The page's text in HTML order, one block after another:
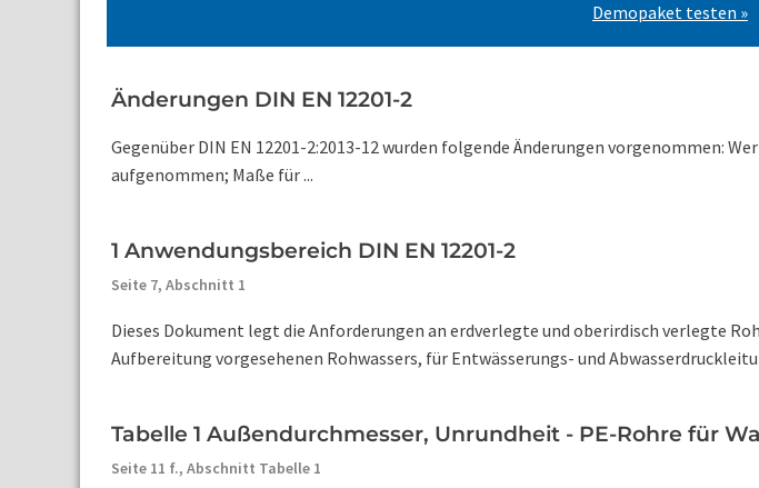
Demopaket testen »
Änderungen DIN EN 12201-2
Gegenüber DIN EN 12201-2:2013-12 wurden folgende Änderungen vorgenommen:
aufgenommen; Maße für ...
1 Anwendungsbereich DIN EN 12201-2
Seite 7, Abschnitt 1
Dieses Dokument legt die Anforderungen an erdverlegte und oberirdisch verlegte
Aufbereitung vorgesehenen Rohwassers, für Entwässerungs- und
Tabelle 1 Außendurchmesser, Unrundheit - PE-Rohre für
Seite 11 f., Abschnitt Tabelle 1